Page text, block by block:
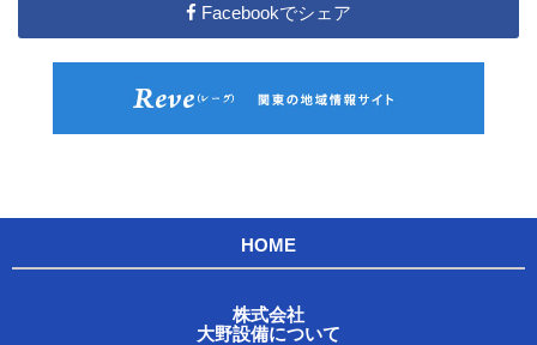
Facebookでシェア
HOME
株式会社
大野設備について